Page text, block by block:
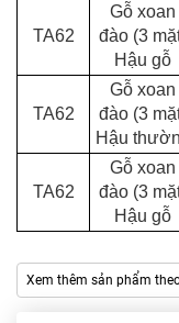
TA62
Gỗ xoan
đào (3
Hậu gỗ
TA62
Gỗ xoan
đào (3
Hậu
TA62
Gỗ xoan
đào (3
Hậu gỗ
Xem thêm sản phẩm